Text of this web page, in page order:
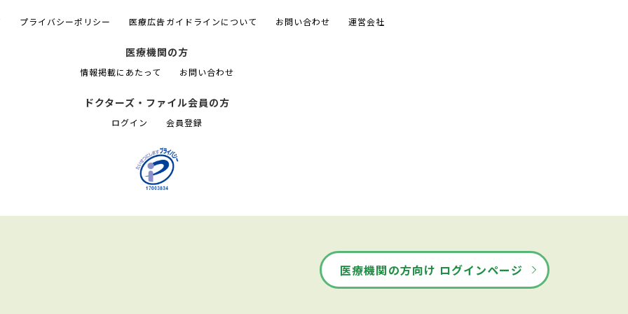
プライバシーポリシー 医療広告ガイドラインについて お問い合わせ 運営会社
医療機関の方
情報掲載にあたって お問い合わせ
ドクターズ・ファイル会員の方
ログイン 会員登録
医療機関の方向け ログインページ